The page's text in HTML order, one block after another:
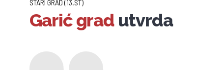
STARI GRAD (13.ST)
Garić grad utvrda